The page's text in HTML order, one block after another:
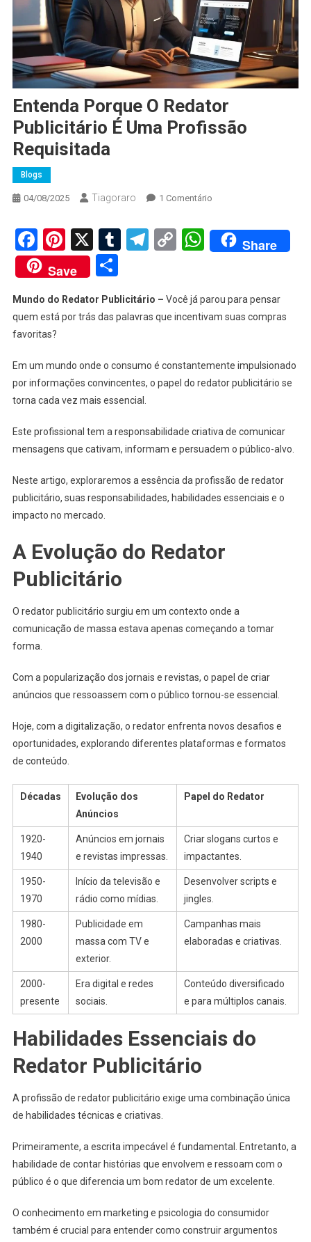
Entenda Porque O Redator
Publicitário É Uma Profissão
Requisitada
Blogs
04/08/2025 Tiagoraro 1 ComentárioEm
Porque
Facebook
Pinterest
X Tumblr
Telegram
CopyWhatsApp
Share
Save
Share
Mundo do Redator Publicitário – Você já parou para pensar
quem está por trás das palavras que incentivam suas compras
favoritas?
Em um mundo onde o consumo é constantemente impulsionado
por informações convincentes, o papel do redator publicitário se
torna cada vez mais essencial.
Este profissional tem a responsabilidade criativa de comunicar
mensagens que cativam, informam e persuadem o público-alvo.
Neste artigo, exploraremos a essência da profissão de redator
publicitário, suas responsabilidades, habilidades essenciais e o
impacto no mercado.
A Evolução do Redator
Publicitário
O redator publicitário surgiu em um contexto onde a
comunicação de massa estava apenas começando a tomar
forma.
Com a popularização dos jornais e revistas, o papel de criar
anúncios que ressoassem com o público tornou-se essencial.
Hoje, com a digitalização, o redator enfrenta novos desafios e
oportunidades, explorando diferentes plataformas e formatos
de conteúdo.
Décadas
Evolução dos
Anúncios
Papel do Redator
1920-
1940
Anúncios em jornais
e revistas impressas.
Criar slogans curtos e
impactantes.
1950-
1970
Início da televisão e
rádio como mídias.
Desenvolver scripts e
jingles.
1980-
2000
Publicidade em
massa com TV e
exterior.
Campanhas mais
elaboradas e criativas.
2000-
presente
Era digital e redes
sociais.
Conteúdo diversificado
e para múltiplos canais.
Habilidades Essenciais do
Redator Publicitário
A profissão de redator publicitário exige uma combinação única
de habilidades técnicas e criativas.
Primeiramente, a escrita impecável é fundamental. Entretanto, a
habilidade de contar histórias que envolvem e ressoam com o
público é o que diferencia um bom redator de um excelente.
O conhecimento em marketing e psicologia do consumidor
também é crucial para entender como construir argumentos